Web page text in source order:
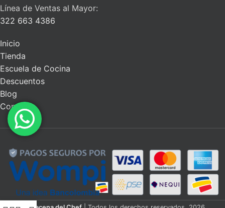
Línea de Ventas al Mayor:
322 663 4386
Inicio
Tienda
Escuela de Cocina
Descuentos
Blog
Contacto